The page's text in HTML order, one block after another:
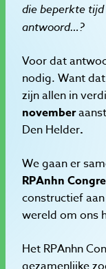
die beperkte
antwoord…?
Voor dat
nodig. Want
zijn allen in
november
Den Helder.
We gaan er
RPAnhn
constructief
wereld om ons
Het RPAnhn